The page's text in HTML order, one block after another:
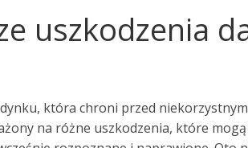
uszkodzenia
która chroni przed
na różne uszkodzenia, które